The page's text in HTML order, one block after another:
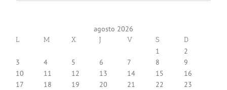
agosto 2026
L M X J V S D
1
2
3
4 5 6 7 8
9
10
11 12 13 14 15
16
17
18 19 20 21 22
23